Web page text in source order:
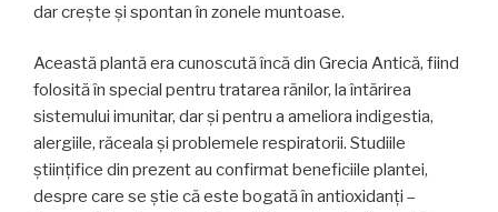
dar crește și spontan în zonele muntoase.
Această plantă era cunoscută încă din Grecia Antică, fiind
folosită în special pentru tratarea rănilor, la întărirea
sistemului imunitar, dar și pentru a ameliora indigestia,
alergiile, răceala și problemele respiratorii. Studiile
științifice din prezent au confirmat beneficiile plantei,
despre care se știe că este bogată în antioxidanți –